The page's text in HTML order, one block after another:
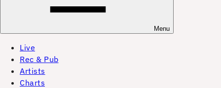
Menu
Live
Rec & Pub
Artists
Charts